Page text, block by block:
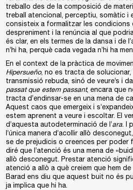
treballo des de la composició de
treball atencional, perceptiu, somàtic i
consisteix a formalitzar les condicions
despreniment i la renúncia al que
és clar, en els termes de la dansa i de
n’hi ha, perquè cada vegada n’hi ha
En el context de la pràctica de
Hipersueño, no es tracta de
transmissió rebuda, sinó de veure’s i
passat que estem passant, encara que
tracta d’endinsar-se en una mena de
Aquest caos que emergeix i
estem aprenent a veure i escoltar. El
d’aquesta autodeterminació de l’ara. I
l’única manera d’acollir allò
se de prejudicis o creences per poder
diré que l’atenció és una mena de
allò desconegut. Prestar atenció
atenció a allò a què creiem que hem
Barad ens diu que aquest buit no és
ja implica que hi ha.